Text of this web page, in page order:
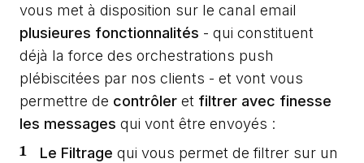
vous met à disposition sur le canal email
plusieures fonctionnalités - qui constituent
déjà la force des orchestrations push
plébiscitées par nos clients - et vont vous
permettre de contrôler et filtrer avec finesse
les messages qui vont être envoyés :
Le Filtrage qui vous permet de filtrer sur un